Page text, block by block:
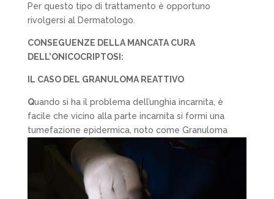
Per questo tipo di trattamento è opportuno
rivolgersi al Dermatologo.
CONSEGUENZE DELLA MANCATA CURA
DELL’ONICOCRIPTOSI:
IL CASO DEL GRANULOMA REATTIVO
Quando si ha il problema dell’unghia incarnita, è
facile che vicino alla parte incarnita si formi una
tumefazione epidermica, noto come Granuloma